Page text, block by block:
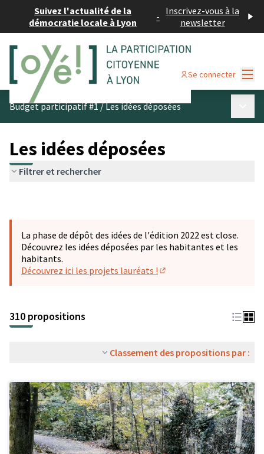
Suivez l'actualité de la
démocratie locale à Lyon
- Inscrivez-vous à la
newsletter
Se connecter
Budget participatif #1/Les idées déposées
Les idées déposées
Filtrer et rechercher
La phase de dépôt des idées de l'édition 2022 est close.
Découvrez les idées déposées par les habitantes et les
habitants.
Découvrez ici les projets lauréats !
310 propositions
Classement des propositions par :